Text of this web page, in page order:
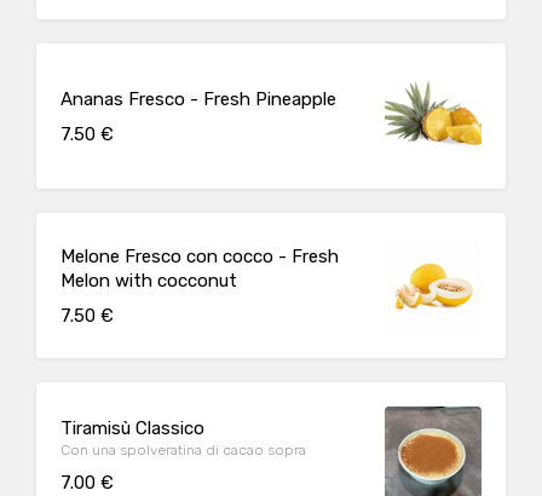
Ananas Fresco - Fresh Pineapple
7.50 €
Melone Fresco con cocco - Fresh
Melon with cocconut
7.50 €
Tiramisù Classico
Con una spolveratina di cacao sopra
7.00 €